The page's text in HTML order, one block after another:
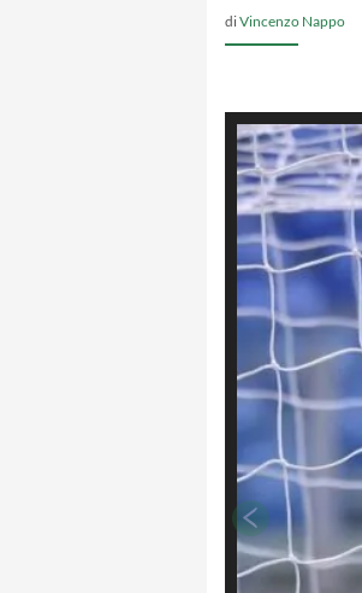
diVincenzo Nappo